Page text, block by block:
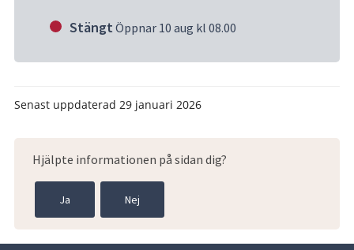
Stängt Öppnar 10 aug kl 08.00
Senast uppdaterad 29 januari 2026
Hjälpte informationen på sidan dig?
Ja Nej